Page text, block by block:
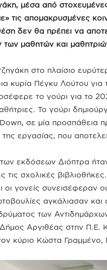
μέσα από
τις απομακρυσμένες
δεν θα πρέπει να
των μαθητών και
στο πλαίσιο
κυρία Πέγκυ Λούτου
το γούρι για το
Το γούρι
σε μία προσπάθεια
εργασίας, που
εκδόσεων Διόπτρα
τις σχολικές
οι γονείς
αγκάλιασαν
των
Αργιθέας στην Π.Ε.
κύριο Κώστα